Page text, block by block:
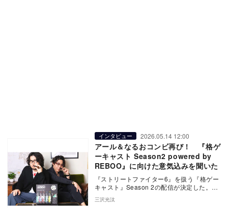
インタビュー 2026.05.14 12:00
アール＆なるおコンビ再び！ 『格ゲ
ーキャスト Season2 powered by
REBOO』に向けた意気込みを聞いた
『ストリートファイター6』を扱う『格ゲー
キャスト』Season 2の配信が決定した。出
るB…
三沢光汰